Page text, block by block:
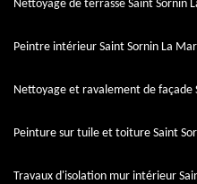
Nettoyage de terrasse Saint Sornin
Peintre intérieur Saint Sornin La
Nettoyage et ravalement de façade
Peinture sur tuile et toiture Saint
Travaux d'isolation mur intérieur